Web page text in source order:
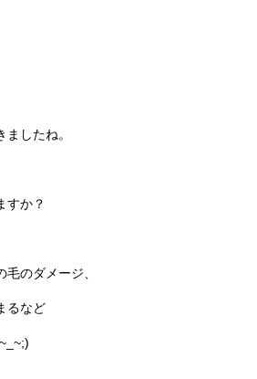
したね。
すか？
のダメージ、
るなど